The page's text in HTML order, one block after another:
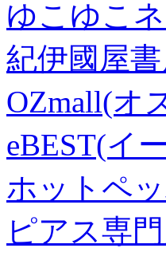
ゆこゆこ
紀伊國屋
OZmall(オ
eBEST(イ
ホットペ
ピアス専